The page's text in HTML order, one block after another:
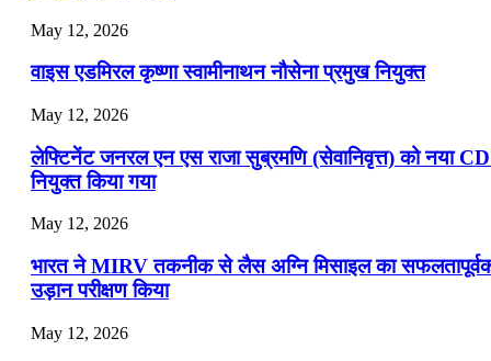
May 12, 2026
वाइस एडमिरल कृष्णा स्वामीनाथन नौसेना प्रमुख नियुक्त
May 12, 2026
लेफ्टिनेंट जनरल एन एस राजा सुब्रमणि (सेवानिवृत्त) को नया
नियुक्त किया गया
May 12, 2026
भारत ने MIRV तकनीक से लैस अग्नि मिसाइल का
उड़ान परीक्षण किया
May 12, 2026